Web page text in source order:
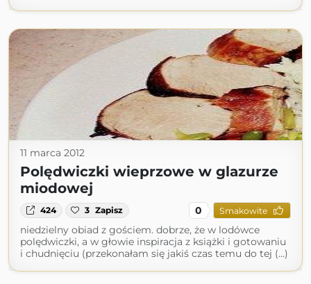
11 marca 2012
Polędwiczki wieprzowe w glazurze
miodowej
424 3 Zapisz 0 Smakowite
niedzielny obiad z gościem. dobrze, że w lodówce
polędwiczki, a w głowie inspiracja z książki i gotowaniu
i chudnięciu (przekonałam się jakiś czas temu do tej (...)